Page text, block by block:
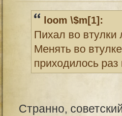
loom \$m[1]:
Пихал во втулки
Менять во
приходилось
Странно,